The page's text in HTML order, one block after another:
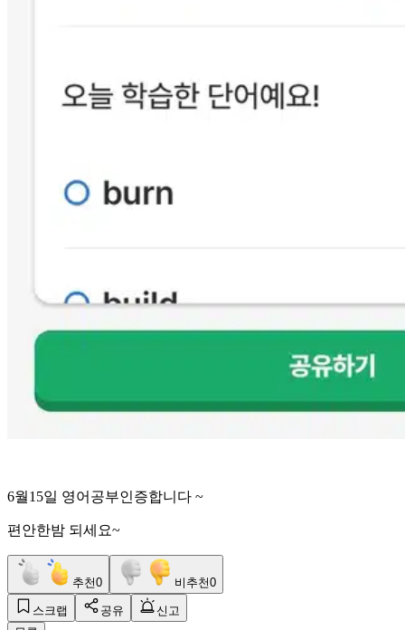
6월15일 영어공부인증합니다 ~
편안한밤 되세요~
추천0 비추천0
스크랩 공유
신고